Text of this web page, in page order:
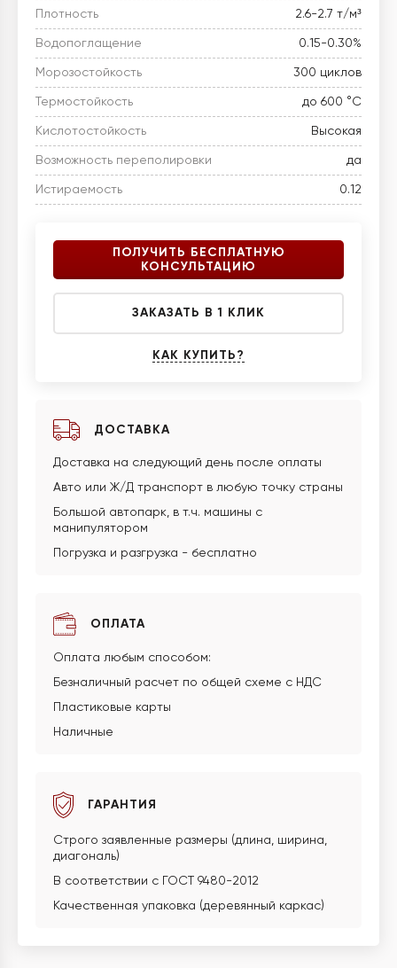
Плотность 2.6-2.7 т/м³
Водопоглащение 0.15-0.30%
Морозостойкость 300 циклов
Термостойкость до 600 °C
Кислотостойкость Высокая
Возможность переполировки да
Истираемость 0.12
ПОЛУЧИТЬ БЕСПЛАТНУЮ
КОНСУЛЬТАЦИЮ
ЗАКАЗАТЬ В 1 КЛИК
КАК КУПИТЬ?
ДОСТАВКА
Доставка на следующий день после оплаты
Авто или Ж/Д транспорт в любую точку страны
Большой автопарк, в т.ч. машины с
манипулятором
Погрузка и разгрузка - бесплатно
ОПЛАТА
Оплата любым способом:
Безналичный расчет по общей схеме с НДС
Пластиковые карты
Наличные
ГАРАНТИЯ
Строго заявленные размеры (длина, ширина,
диагональ)
В соответствии с ГОСТ 9480-2012
Качественная упаковка (деревянный каркас)